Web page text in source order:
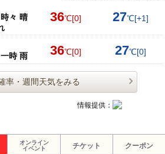
々 晴
36℃[0] 27℃[+1]
時 雨 36℃[0] 27℃[0]
率・週間天気をみる
情報提供：
オンライン
イベント
チケット クーポン